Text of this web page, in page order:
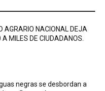
AGRARIO NACIONAL DEJA
A MILES DE CIUDADANOS.
negras se desbordan a